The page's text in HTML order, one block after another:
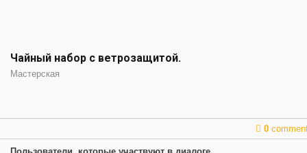
Чайный набор с ветрозащитой.
Мастерская
0